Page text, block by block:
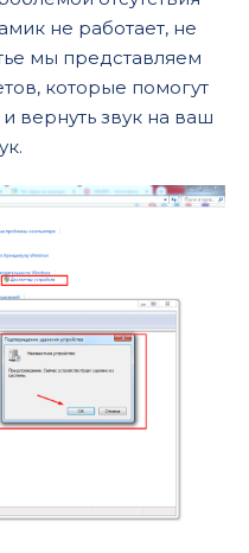
не работает, не
мы представляем
которые помогут
вернуть звук на ваш